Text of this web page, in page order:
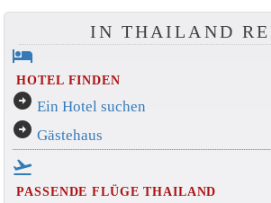
IN THAILAND
hotel
HOTEL FINDEN
arrow_circle_right Ein Hotel suchen
arrow_circle_right Gästehaus
flight_takeoff
PASSENDE FLÜGE THAILAND